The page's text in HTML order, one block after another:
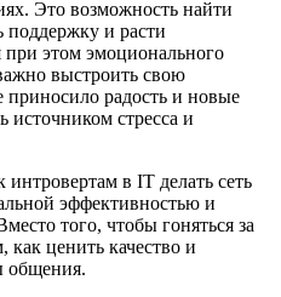
Это возможность найти
и расти
при этом эмоционального
выстроить свою
приносило радость и новые
источником стресса и
интровертам в IT делать сеть
эффективностью и
того, чтобы гоняться за
ценить качество и
общения.